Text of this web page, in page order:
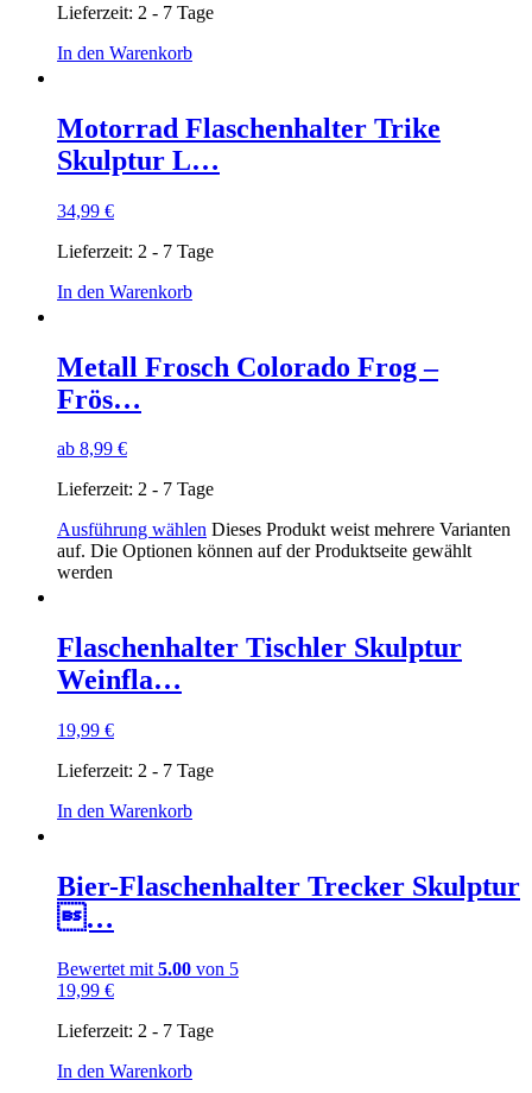
Lieferzeit: 2 - 7 Tage
In den Warenkorb
Motorrad Flaschenhalter Trike
Skulptur L…
34,99 €
Lieferzeit: 2 - 7 Tage
In den Warenkorb
Metall Frosch Colorado Frog –
Frös…
ab 8,99 €
Lieferzeit: 2 - 7 Tage
Ausführung wählen Dieses Produkt weist mehrere Varianten
auf. Die Optionen können auf der Produktseite gewählt
werden
Flaschenhalter Tischler Skulptur
Weinfla…
19,99 €
Lieferzeit: 2 - 7 Tage
In den Warenkorb
Bier-Flaschenhalter Trecker Skulptur
…
Bewertet mit 5.00 von 5
19,99 €
Lieferzeit: 2 - 7 Tage
In den Warenkorb